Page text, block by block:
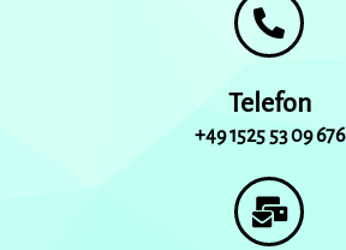
Telefon
+49 1525 53 09 676